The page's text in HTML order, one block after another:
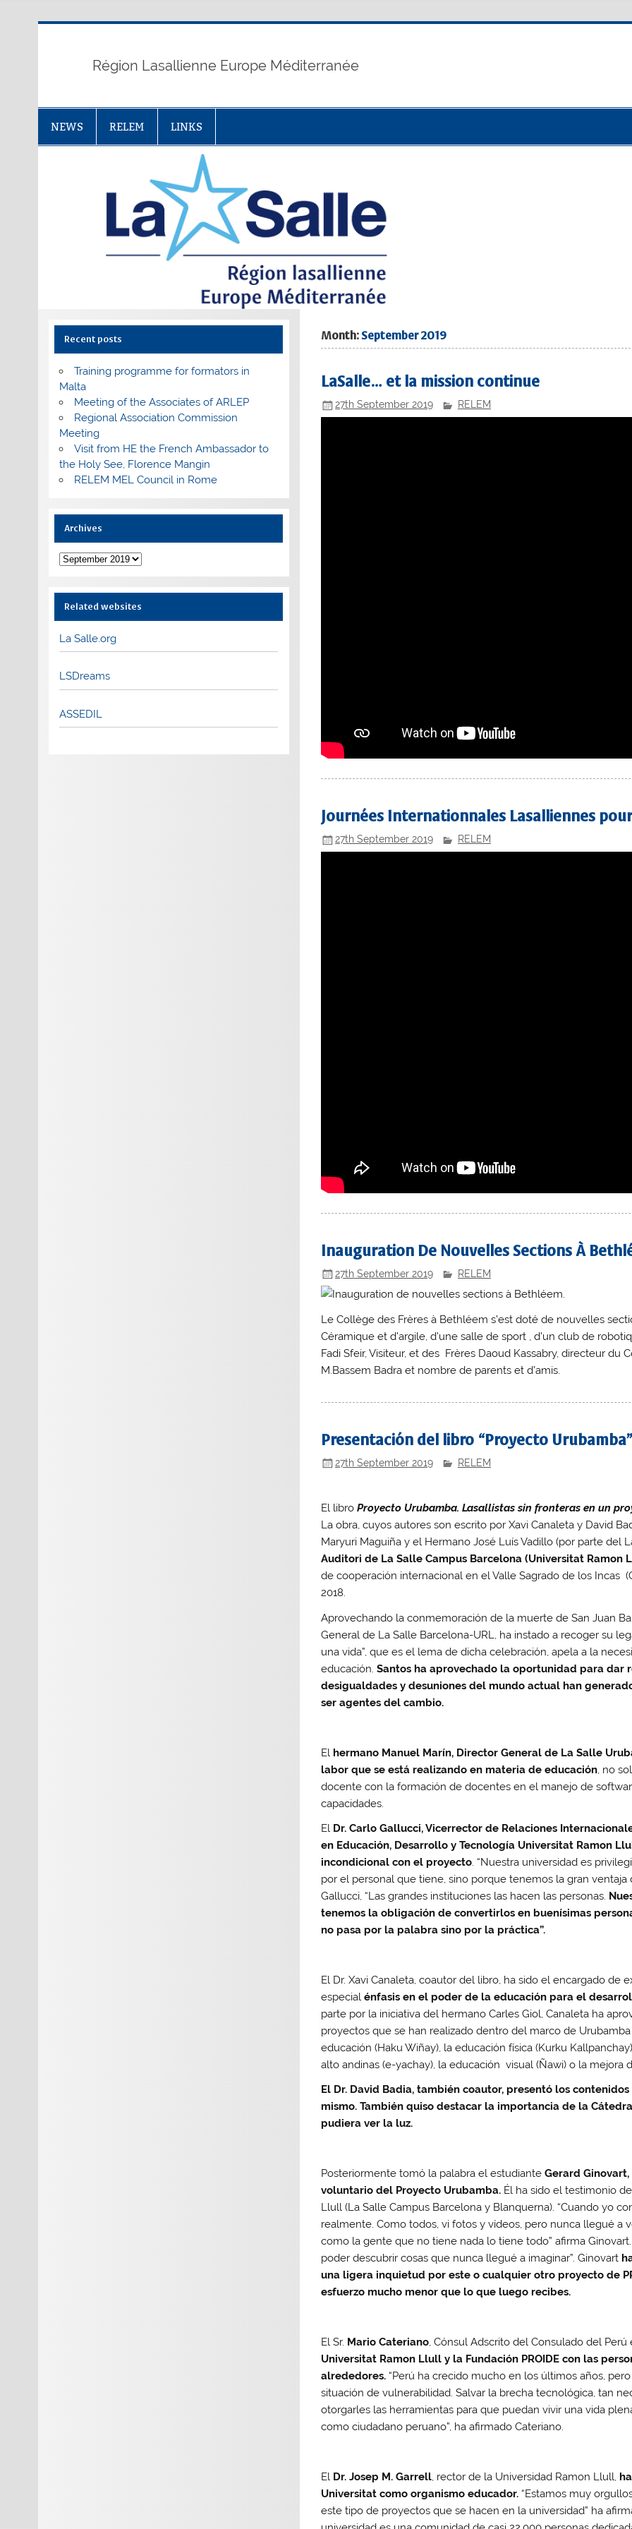
Région Lasallienne Europe Méditerranée
NEWS RELEM LINKS
Month: September 2019
LaSalle… et la mission continue
27th September 2019 RELEM
Journées Internationnales Lasalliennes
27th September 2019 RELEM
Inauguration De Nouvelles Sections À
27th September 2019 RELEM
Le Collège des Frères à Bethléem s’est doté de nouvelles
Céramique et d’argile, d’une salle de sport , d’un club de
Fadi Sfeir, Visiteur, et des Frères Daoud Kassabry, directeur
M.Bassem Badra et nombre de parents et d’amis.
Presentación del libro “Proyecto
27th September 2019 RELEM
El libroProyecto Urubamba. Lasallistas sin fronteras en un
La obra, cuyos autores son escrito por Xavi Canaleta y David
Maryuri Maguiña y el Hermano José Luís Vadillo (por parte del
Auditori de La Salle Campus Barcelona (Universitat Ramon
de cooperación internacional en el Valle Sagrado de los Incas
2018.
Aprovechando la conmemoración de la muerte de San Juan
General de La Salle Barcelona-URL, ha instado a recoger su
una vida”, que es el lema de dicha celebración, apela a la
educación.Santos ha aprovechado la oportunidad para dar
desigualdades y desuniones del mundo actual han
ser agentes del cambio.
El hermano Manuel Marín, Director General de La Salle
labor que se está realizando en materia de educación, no
docente con la formación de docentes en el manejo de
capacidades.
El Dr. Carlo Gallucci, Vicerrector de Relaciones
en Educación, Desarrollo y Tecnología Universitat Ramon
incondicional con el proyecto. “Nuestra universidad es
por el personal que tiene, sino porque tenemos la gran
Gallucci, “Las grandes instituciones las hacen las personas.
tenemos la obligación de convertirlos en buenísimas
no pasa por la palabra sino por la práctica”.
El Dr. Xavi Canaleta, coautor del libro, ha sido el encargado
especialénfasis en el poder de la educación para el
parte por la iniciativa del hermano Carles Giol, Canaleta ha
proyectos que se han realizado dentro del marco de
educación (Haku Wiñay), la educación física (Kurku
alto andinas (e-yachay), la educación visual (Ñawi) o la mejora
El Dr. David Badia,también coautor, presentó los
mismo. También quiso destacar la importancia de la
pudiera ver la luz.
Posteriormente tomó la palabra el estudiante Gerard
voluntario del Proyecto Urubamba. Él ha sido el testimonio
Llull (La Salle Campus Barcelona y Blanquerna). “Cuando yo
realmente. Como todos, vi fotos y vídeos, pero nunca llegué a
como la gente que no tiene nada lo tiene todo” afirma
poder descubrir cosas que nunca llegué a imaginar”. Ginovart
una ligera inquietud por este o cualquier otro proyecto de
esfuerzo mucho menor que lo que luego recibes.
El Sr. Mario Cateriano, Cónsul Adscrito del Consulado del
Universitat Ramon Llull y la Fundación PROIDE con las
alrededores. “Perú ha crecido mucho en los últimos años,
situación de vulnerabilidad. Salvar la brecha tecnológica, tan
otorgarles las herramientas para que puedan vivir una vida
como ciudadano peruano”, ha afirmado Cateriano.
El Dr. Josep M. Garrell , rector de la Universidad Ramon Llull,
Universitat como organismo educador. “Estamos muy
este tipo de proyectos que se hacen en la universidad” ha
Recent posts
Training programme for formators in
Malta
Meeting of the Associates of ARLEP
Regional Association Commission
Meeting
Visit from HE the French Ambassador to
the Holy See, Florence Mangin
RELEM MEL Council in Rome
Archives
Archives
Related websites
La Salle.org
LSDreams
ASSEDIL